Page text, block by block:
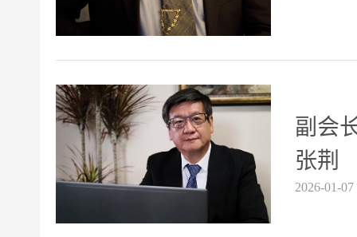
副会
张荆
2026-01-07